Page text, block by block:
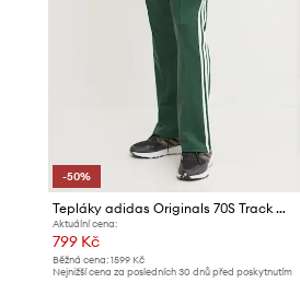
-50%
Tepláky adidas Originals 70S Track Pant
Aktuální cena:
799 Kč
Běžná cena: 1599 Kč
Nejnižší cena za posledních 30 dnů před poskytnutím